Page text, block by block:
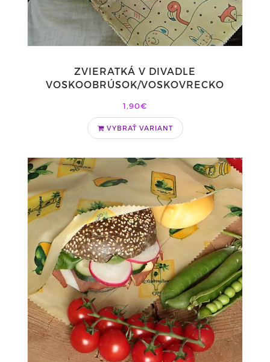
ZVIERATKÁ V DIVADLE
VOSKOOBRÚSOK/VOSKOVRECKO
1,90€
VYBRAŤ VARIANT